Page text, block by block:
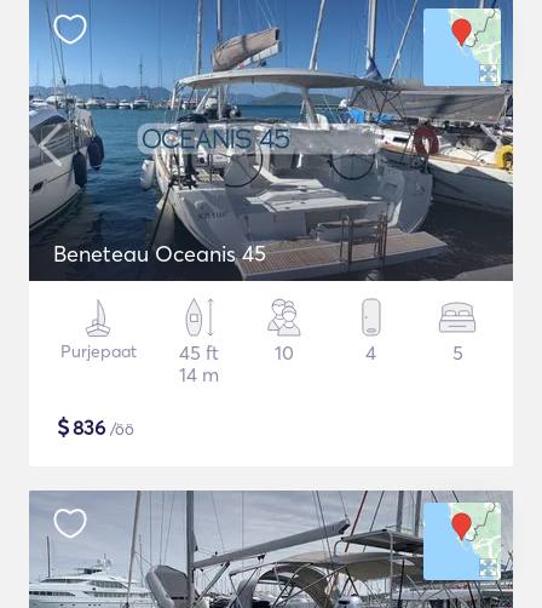
Beneteau Oceanis 45
Purjepaat
45 ft
14 m
10 4 5
$836 /öö